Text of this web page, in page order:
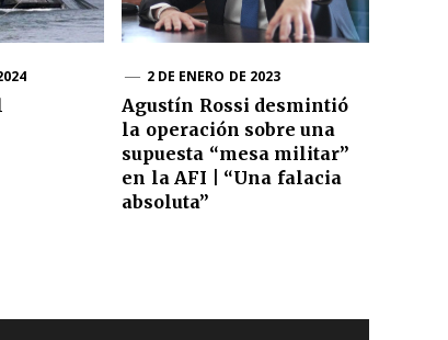
2 DE ENERO DE 2023
Agustín Rossi desmintió
la operación sobre una
supuesta “mesa militar”
en la AFI | “Una falacia
absoluta”